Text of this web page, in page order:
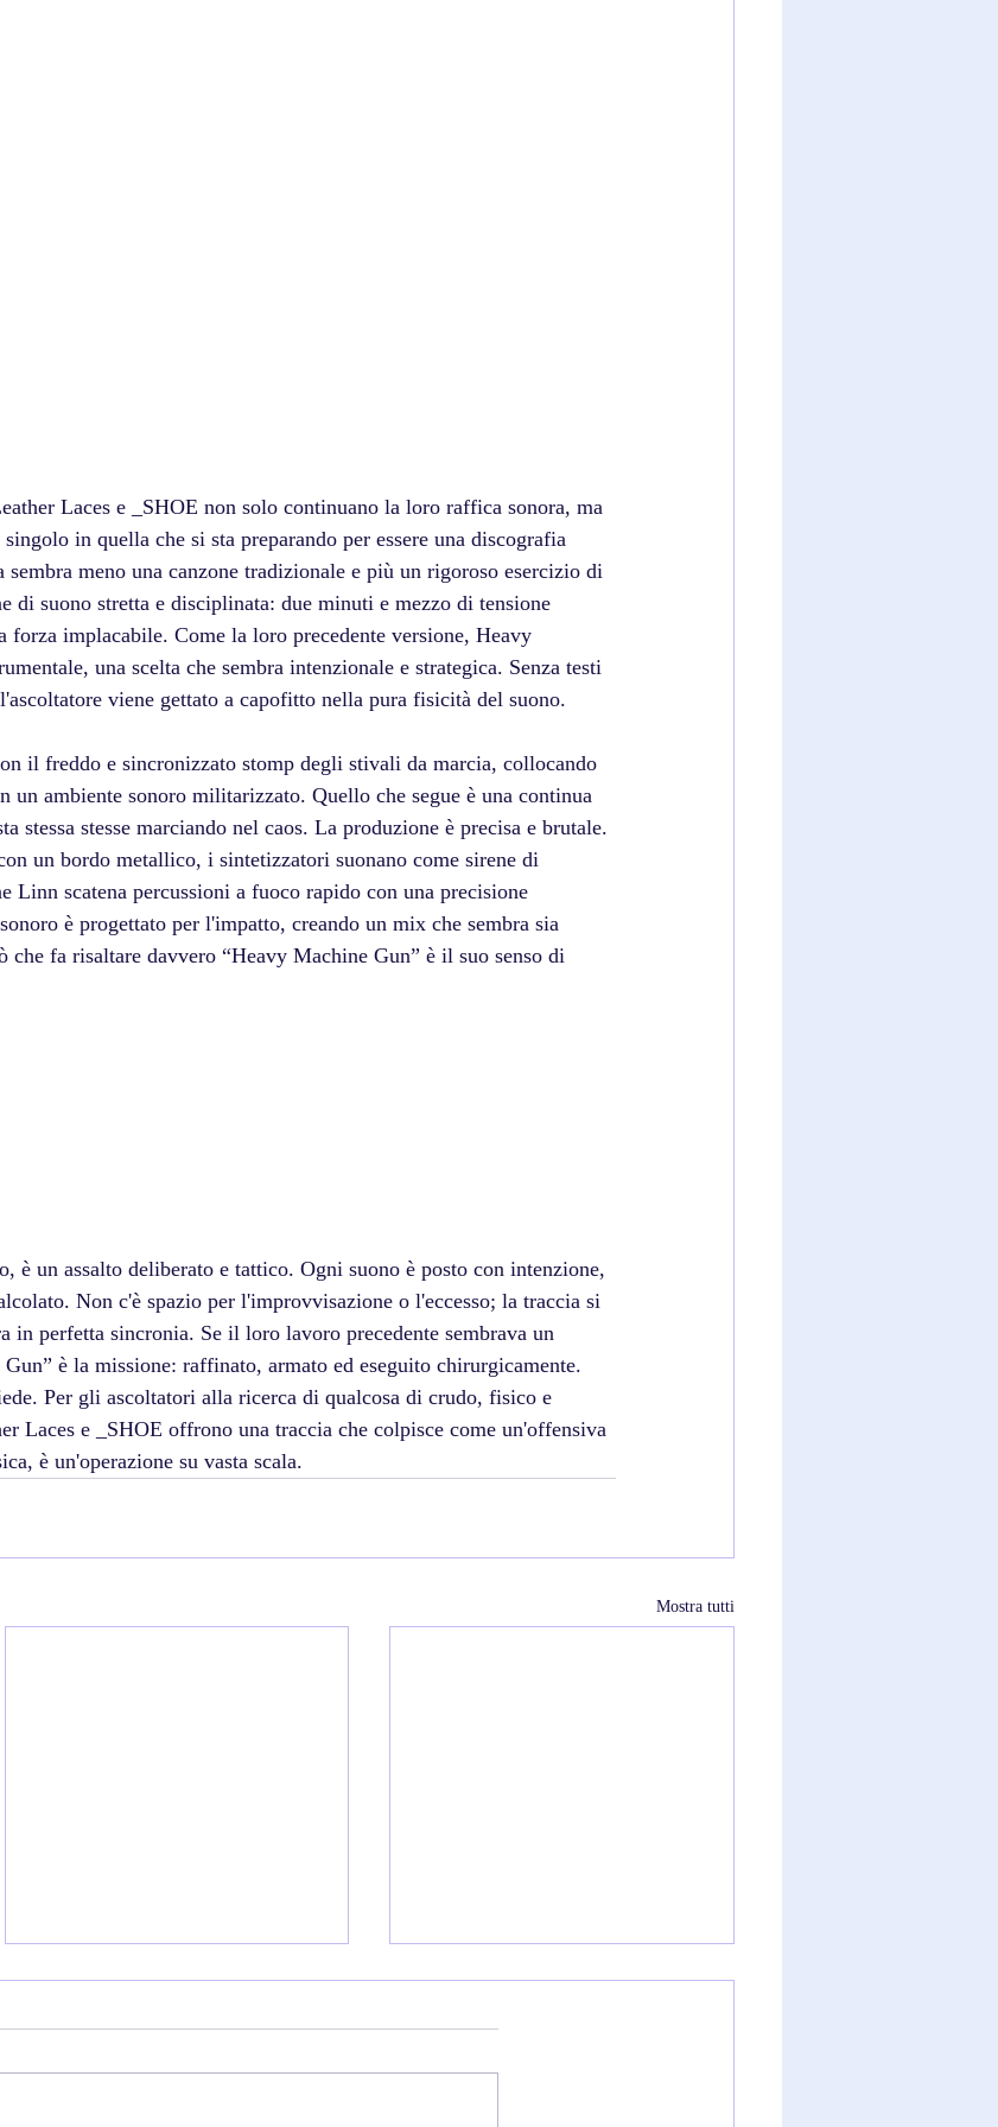
Laces e _SHOE non solo continuano la loro raffica sonora, ma
in quella che si sta preparando per essere una discografia
meno una canzone tradizionale e più un rigoroso esercizio di
di suono stretta e disciplinata: due minuti e mezzo di tensione
forza implacabile. Come la loro precedente versione, Heavy
una scelta che sembra intenzionale e strategica. Senza testi
viene gettato a capofitto nella pura fisicità del suono.
il freddo e sincronizzato stomp degli stivali da marcia, collocando
un ambiente sonoro militarizzato. Quello che segue è una continua
stessa stesse marciando nel caos. La produzione è precisa e brutale.
un bordo metallico, i sintetizzatori suonano come sirene di
Linn scatena percussioni a fuoco rapido con una precisione
è progettato per l'impatto, creando un mix che sembra sia
che fa risaltare davvero “Heavy Machine Gun” è il suo senso di
è un assalto deliberato e tattico. Ogni suono è posto con intenzione,
Non c'è spazio per l'improvvisazione o l'eccesso; la traccia si
in perfetta sincronia. Se il loro lavoro precedente sembrava un
è la missione: raffinato, armato ed eseguito chirurgicamente.
Per gli ascoltatori alla ricerca di qualcosa di crudo, fisico e
Laces e _SHOE offrono una traccia che colpisce come un'offensiva
è un'operazione su vasta scala.
Mostra tutti